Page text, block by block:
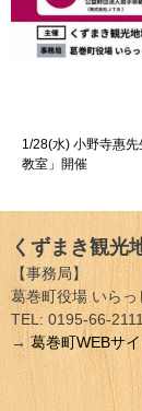
投
稿
ナ
ビ
ゲ
ー
1/28(水) 小野寺惠先
教室」開催
くずまき観光
【事務局】
葛巻町役場 いら
TEL: 0195-66-
→ 葛巻町WEBサイ